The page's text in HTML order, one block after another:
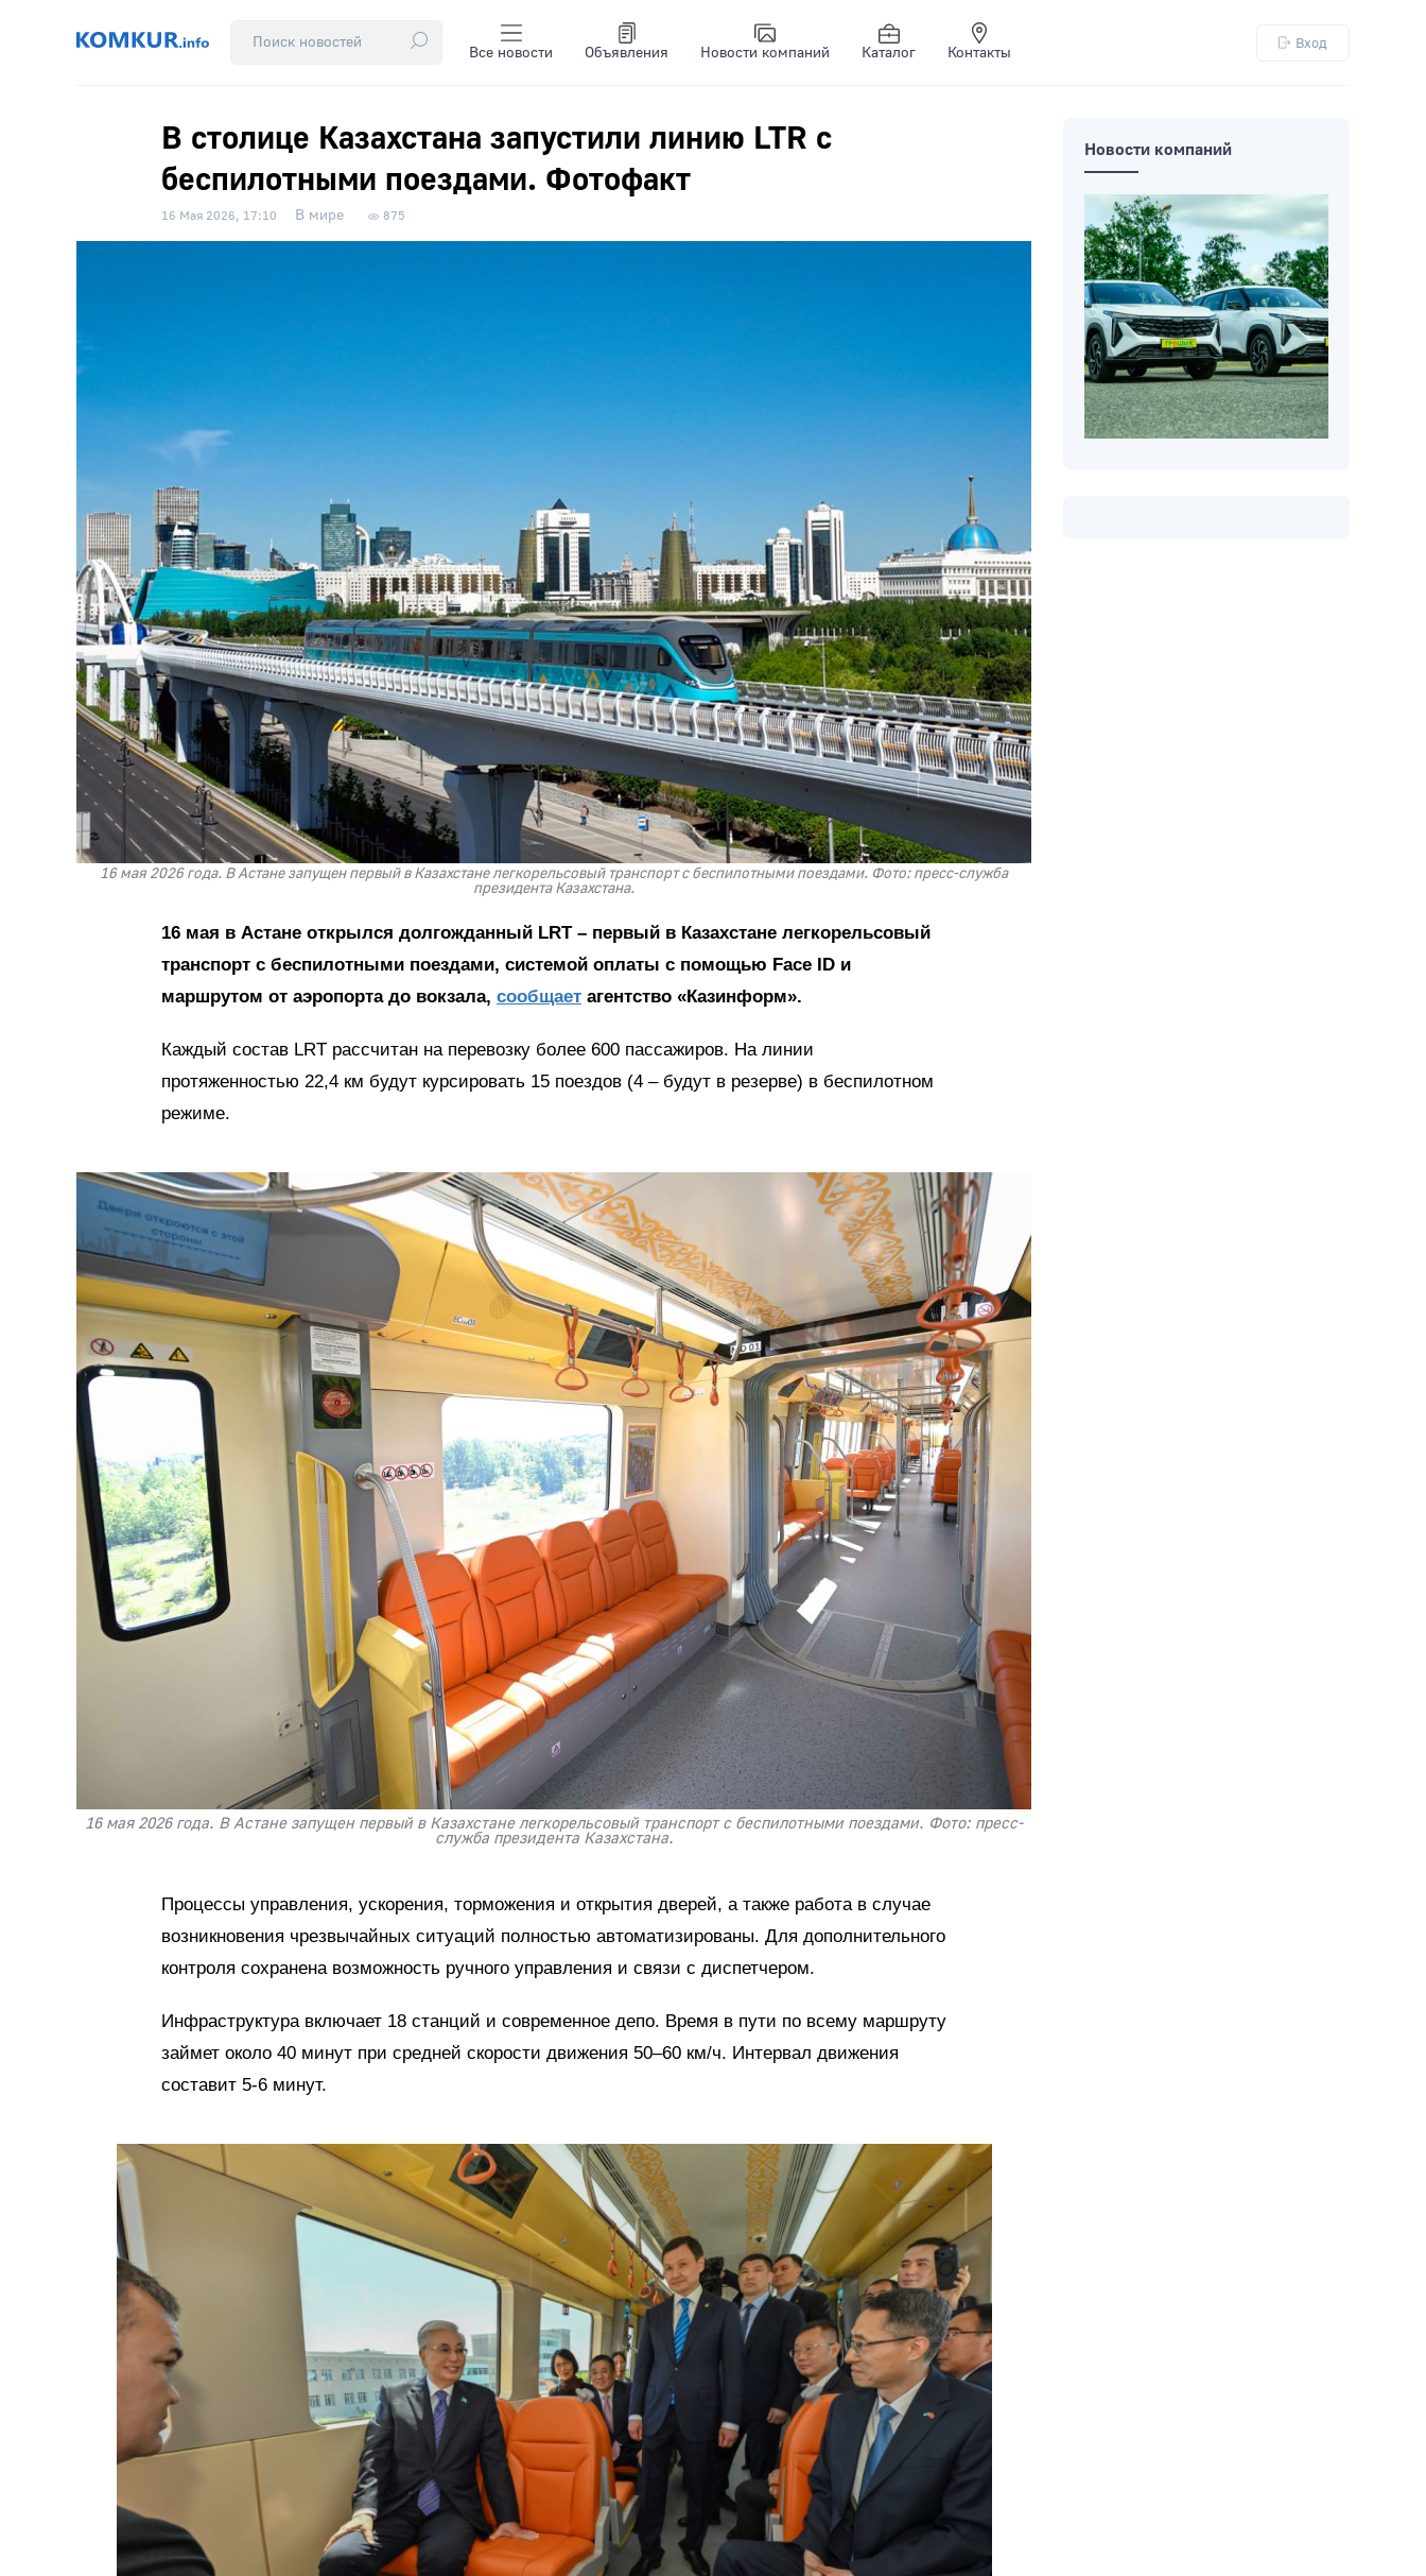
Все новости Объявления Новости компаний Каталог Контакты
Вход
В столице Казахстана запустили линию LTR с
беспилотными поездами. Фотофакт
16 Мая 2026, 17:10 В мире 875
16 мая 2026 года. В Астане запущен первый в Казахстане легкорельсовый транспорт с беспилотными поездами. Фото: пресс-служба
президента Казахстана.
16 мая в Астане открылся долгожданный LRT – первый в Казахстане легкорельсовый
транспорт с беспилотными поездами, системой оплаты с помощью Face ID и
маршрутом от аэропорта до вокзала, сообщает агентство «Казинформ».
Каждый состав LRT рассчитан на перевозку более 600 пассажиров. На линии
протяженностью 22,4 км будут курсировать 15 поездов (4 – будут в резерве) в беспилотном
режиме.
16 мая 2026 года. В Астане запущен первый в Казахстане легкорельсовый транспорт с беспилотными поездами. Фото: пресс-
служба президента Казахстана.
Процессы управления, ускорения, торможения и открытия дверей, а также работа в случае
возникновения чрезвычайных ситуаций полностью автоматизированы. Для дополнительного
контроля сохранена возможность ручного управления и связи с диспетчером.
Инфраструктура включает 18 станций и современное депо. Время в пути по всему маршруту
займет около 40 минут при средней скорости движения 50–60 км/ч. Интервал движения
составит 5-6 минут.
Новости компаний